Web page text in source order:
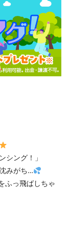
シング！」
みがち…
ふっ飛ばしちゃ